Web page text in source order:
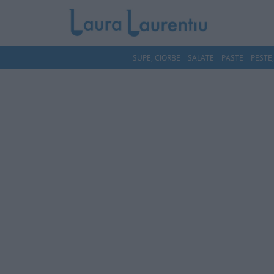
SUPE, CIORBE SALATE PASTE